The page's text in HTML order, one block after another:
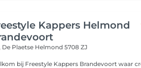
Kappers Helmond
De Plaetse Helmond 5708 ZJ
bij Freestyle Kappers Brandevoort waar creativiteit,